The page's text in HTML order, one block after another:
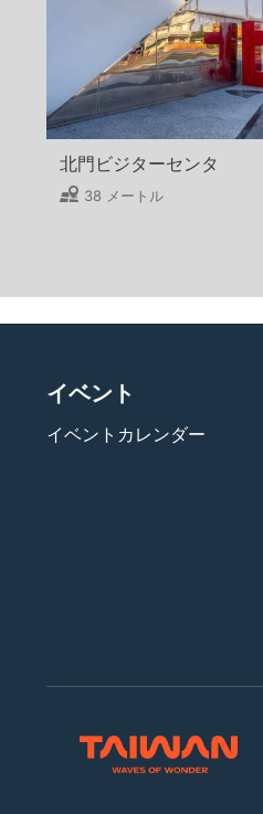
北門ビジターセンタ
38 メートル
イベント
イベントカレンダー